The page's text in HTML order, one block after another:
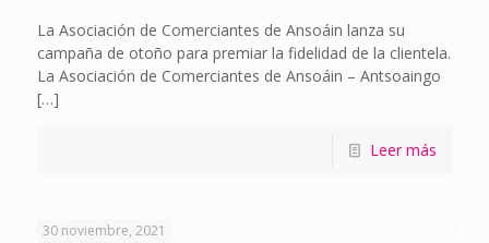
La Asociación de Comerciantes de Ansoáin lanza su
campaña de otoño para premiar la fidelidad de la clientela.
La Asociación de Comerciantes de Ansoáin – Antsoaingo
[…]
Leer más
30 noviembre, 2021